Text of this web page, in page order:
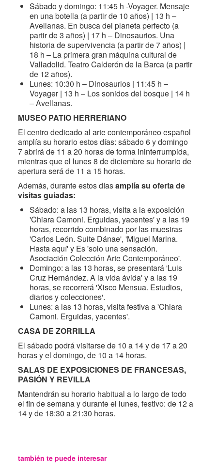
Sábado y domingo: 11:45 h -Voyager. Mensaje
en una botella (a partir de 10 años) | 13 h –
Avellanas. En busca del planeta perfecto (a
partir de 3 años) | 17 h – Dinosaurios. Una
historia de supervivencia (a partir de 7 años) |
18 h – La primera gran máquina cultural de
Valladolid. Teatro Calderón de la Barca (a partir
de 12 años).
Lunes: 10:30 h – Dinosaurios | 11:45 h –
Voyager | 13 h – Los sonidos del bosque | 14 h
– Avellanas.
MUSEO PATIO HERRERIANO
El centro dedicado al arte contemporáneo español
amplía su horario estos días: sábado 6 y domingo
7 abrirá de 11 a 20 horas de forma ininterrumpida,
mientras que el lunes 8 de diciembre su horario de
apertura será de 11 a 15 horas.
Además, durante estos díasamplía su oferta de
visitas guiadas:
Sábado: a las 13 horas, visita a la exposición
'Chiara Camoni. Erguidas, yacentes' y a las 19
horas, recorrido combinado por las muestras
'Carlos León. Suite Dánae', 'Miguel Marina.
Hasta aquí' y Es 'solo una sensación.
Asociación Colección Arte Contemporáneo'.
Domingo: a las 13 horas, se presentará 'Luis
Cruz Hernández. A la vida ávida' y a las 19
horas, se recorrerá 'Xisco Mensua. Estudios,
diarios y colecciones'.
Lunes: a las 13 horas, visita festiva a 'Chiara
Camoni. Erguidas, yacentes'.
CASA DE ZORRILLA
El sábado podrá visitarse de 10 a 14 y de 17 a 20
horas y el domingo, de 10 a 14 horas.
SALAS DE EXPOSICIONES DE FRANCESAS,
PASIÓN Y REVILLA
Mantendrán su horario habitual a lo largo de todo
el fin de semana y durante el lunes, festivo: de 12 a
14 y de 18:30 a 21:30 horas.
también te puede interesar